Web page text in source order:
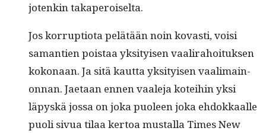
jotenkin takaperoiselta.
Jos kor­rup­tio­ta pelätään noin kovasti, voisi
samantien pois­taa yksi­tyisen vaali­ra­hoituk­sen
kokon­aan. Ja sitä kaut­ta yksi­tyisen vaal­i­main­
on­nan. Jae­taan ennen vaale­ja kotei­hin yksi
läpyskä jos­sa on joka puoleen joka ehdokkaalle
puoli sivua tilaa ker­toa mustal­la Times New